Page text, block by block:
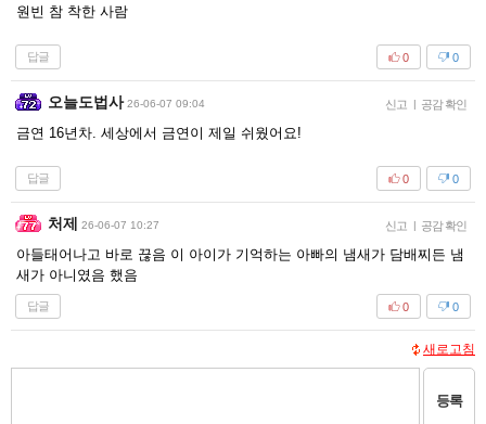
원빈 참 착한 사람
답글 0
0
오늘도법사 26-06-07 09:04 신고 | 공감 확인
금연 16년차. 세상에서 금연이 제일 쉬웠어요!
답글 0
0
처제 26-06-07 10:27 신고 | 공감 확인
아들태어나고 바로 끊음 이 아이가 기억하는 아빠의 냄새가 담배찌든 냄
새가 아니였음 했음
답글 0
0
새로고침
등록